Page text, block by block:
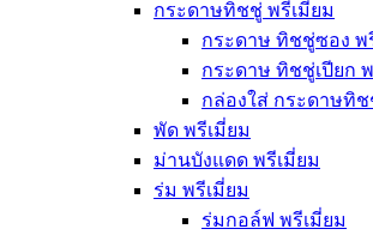
กระดาษทิชชู่ พรีเมี่ยม
กระดาษ ทิชชู่ซอง พ
กระดาษ ทิชชู่เปียก
กล่องใส่ กระดาษทิช
พัด พรีเมี่ยม
ม่านบังแดด พรีเมี่ยม
ร่ม พรีเมี่ยม
ร่มกอล์ฟ พรีเมี่ยม